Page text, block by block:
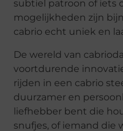
subtiel patroon of iets
mogelijkheden zijn
cabrio echt uniek en
De wereld van
voortdurende
rijden in een cabrio
duurzamer en
liefhebber bent die
snufjes, of iemand die